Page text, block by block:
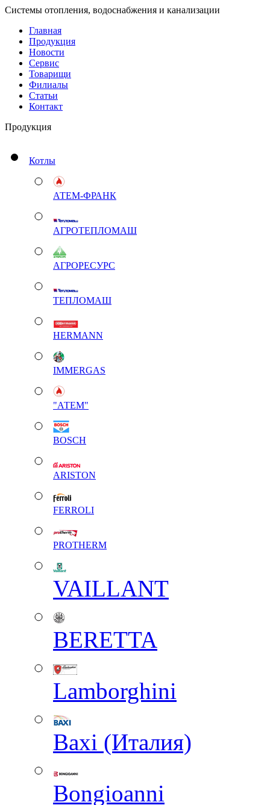
Системы отопления, водоснабжения и канализации
Главная
Продукция
Новости
Сервис
Товарищи
Филиалы
Статьи
Контакт
Продукция
Котлы
АТЕМ-ФРАНК
АГРОТЕПЛОМАШ
АГРОРЕСУРС
ТЕПЛОМАШ
HERMANN
IMMERGAS
"АТЕМ"
BOSCH
ARISTON
FERROLI
PROTHERM
VAILLANT
BERETTA
Lamborghini
Baxi (Италия)
Вongioanni